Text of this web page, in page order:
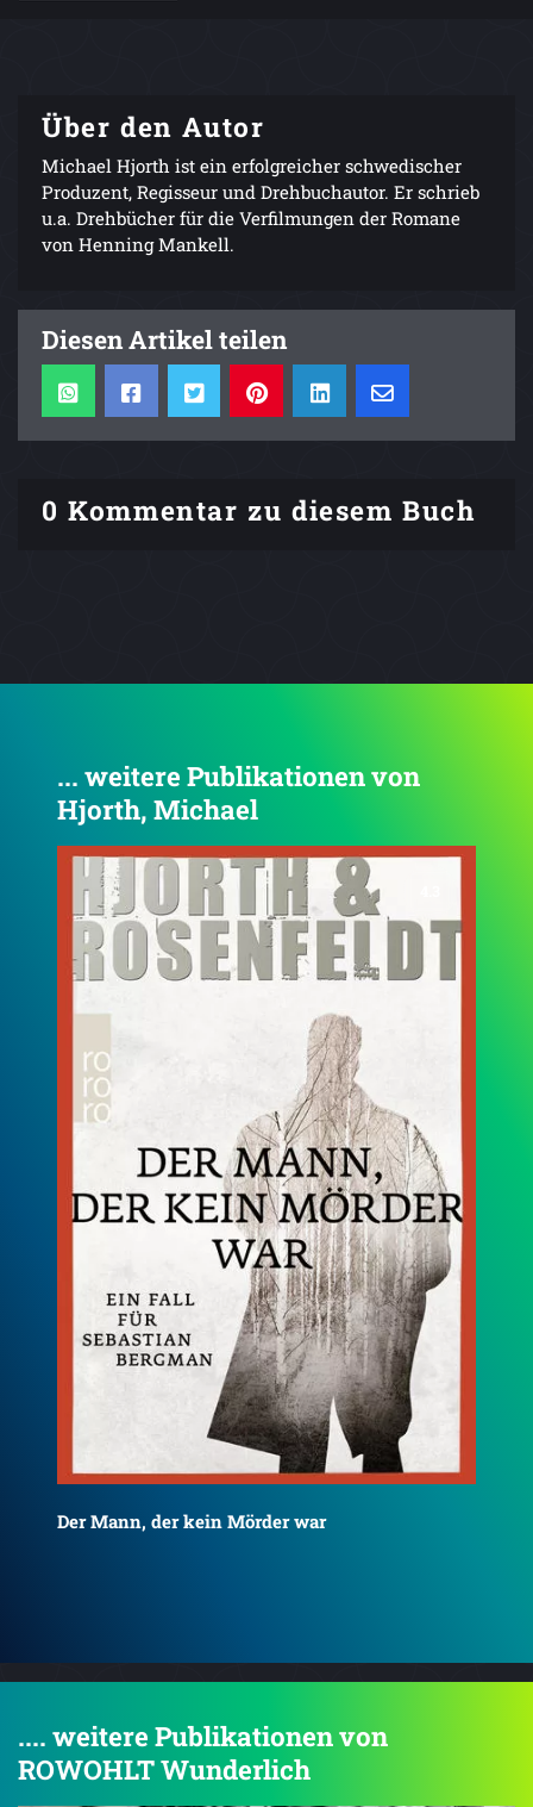
Über den Autor
Michael Hjorth ist ein erfolgreicher schwedischer
Produzent, Regisseur und Drehbuchautor. Er schrieb
u.a. Drehbücher für die Verfilmungen der Romane
von Henning Mankell.
Diesen Artikel teilen
0 Kommentar zu diesem Buch
... weitere Publikationen von
Hjorth, Michael
Die Frauen, die er kannte
.... weitere Publikationen von
ROWOHLT Wunderlich